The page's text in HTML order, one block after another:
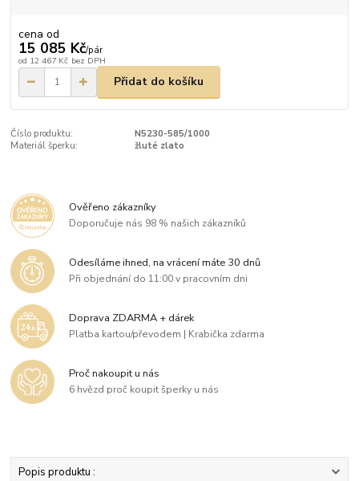
cena od
15 085 Kč/pár
od 12 467 Kč bez DPH
Přidat do košíku
Číslo produktu:
N5230-585/1000
Materiál šperku:
žluté zlato
Ověřeno zákazníky
Doporučuje nás 98 % našich zákazníků
Odesíláme ihned, na vrácení máte 30 dnů
Při objednání do 11:00 v pracovním dni
Doprava ZDARMA + dárek
Platba kartou/převodem | Krabička zdarma
Proč nakoupit u nás
6 hvězd proč koupit šperky u nás
Popis produktu :